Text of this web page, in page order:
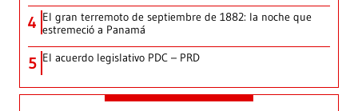
4 El gran terremoto de septiembre de 1882: la noche que
estremeció a Panamá
5 El acuerdo legislativo PDC – PRD